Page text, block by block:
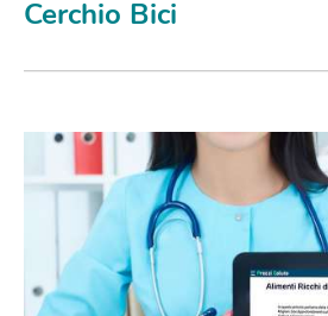
Cerchio Bici